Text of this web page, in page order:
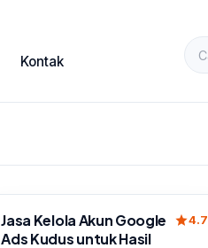
Kontak
Sale
Jasa Kelola Akun Google
Ads Kudus untuk Hasil
star4.7